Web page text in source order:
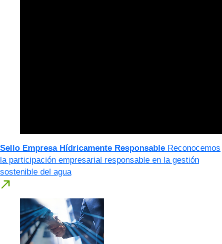
Sello Empresa Hídricamente Responsable Reconocemos
la participación empresarial responsable en la gestión
sostenible del agua